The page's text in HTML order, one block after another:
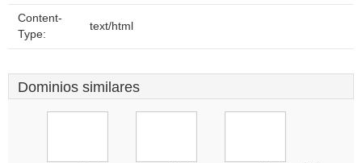
Content-
Type:
text/html
Dominios similares